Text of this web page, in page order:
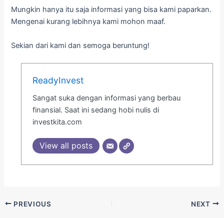
Mungkin hanya itu saja informasi yang bisa kami paparkan.
Mengenai kurang lebihnya kami mohon maaf.
Sekian dari kami dan semoga beruntung!
ReadyInvest
Sangat suka dengan informasi yang berbau
finansial. Saat ini sedang hobi nulis di
investkita.com
View all posts
PREVIOUS NEXT